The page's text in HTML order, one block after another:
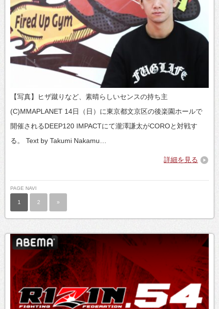
【写真】ヒザ蹴りなど、素晴らしいセンスの持ち主
(C)MMAPLANET 14日（日）に東京都文京区の後楽園ホールで
開催されるDEEP120 IMPACTにて瀧澤謙太がCOROと対戦す
る。 Text by Takumi Nakamu…
詳細を見る
PAGE NAVI
1 2 »